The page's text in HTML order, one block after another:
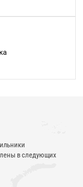
в следующих